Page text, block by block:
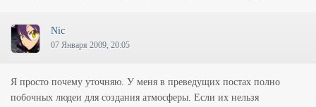
Nic
07 Января 2009, 20:05
Я просто почему уточняю. У меня в преведущих постах полно
побочных людеи для создания атмосферы. Если их нельзя